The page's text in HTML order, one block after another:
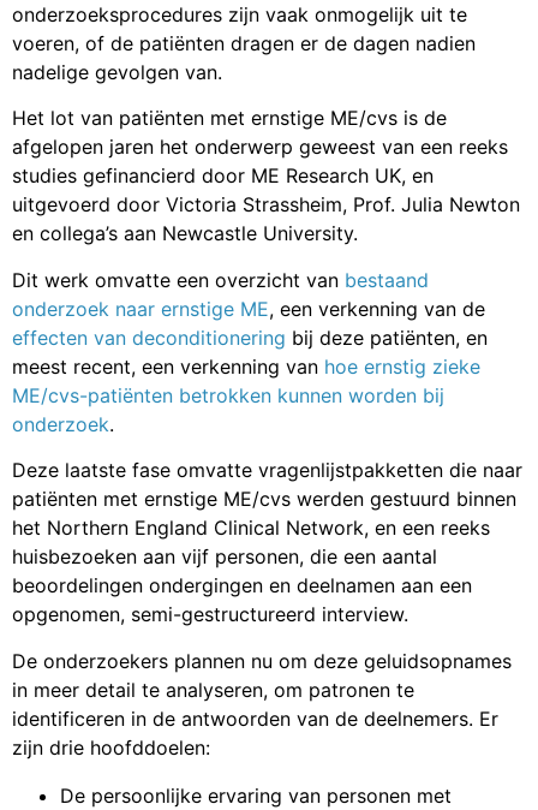
onderzoeksprocedures zijn vaak onmogelijk uit te
voeren, of de patiënten dragen er de dagen nadien
nadelige gevolgen van.
Het lot van patiënten met ernstige ME/cvs is de
afgelopen jaren het onderwerp geweest van een reeks
studies gefinancierd door ME Research UK, en
uitgevoerd door Victoria Strassheim, Prof. Julia Newton
en collega’s aan Newcastle University.
Dit werk omvatte een overzicht van bestaand
onderzoek naar ernstige ME, een verkenning van de
effecten van deconditionering bij deze patiënten, en
meest recent, een verkenning van hoe ernstig zieke
ME/cvs-patiënten betrokken kunnen worden bij
onderzoek.
Deze laatste fase omvatte vragenlijstpakketten die naar
patiënten met ernstige ME/cvs werden gestuurd binnen
het Northern England Clinical Network, en een reeks
huisbezoeken aan vijf personen, die een aantal
beoordelingen ondergingen en deelnamen aan een
opgenomen, semi-gestructureerd interview.
De onderzoekers plannen nu om deze geluidsopnames
in meer detail te analyseren, om patronen te
identificeren in de antwoorden van de deelnemers. Er
zijn drie hoofddoelen:
De persoonlijke ervaring van personen met